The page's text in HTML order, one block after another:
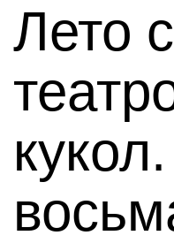
Лето